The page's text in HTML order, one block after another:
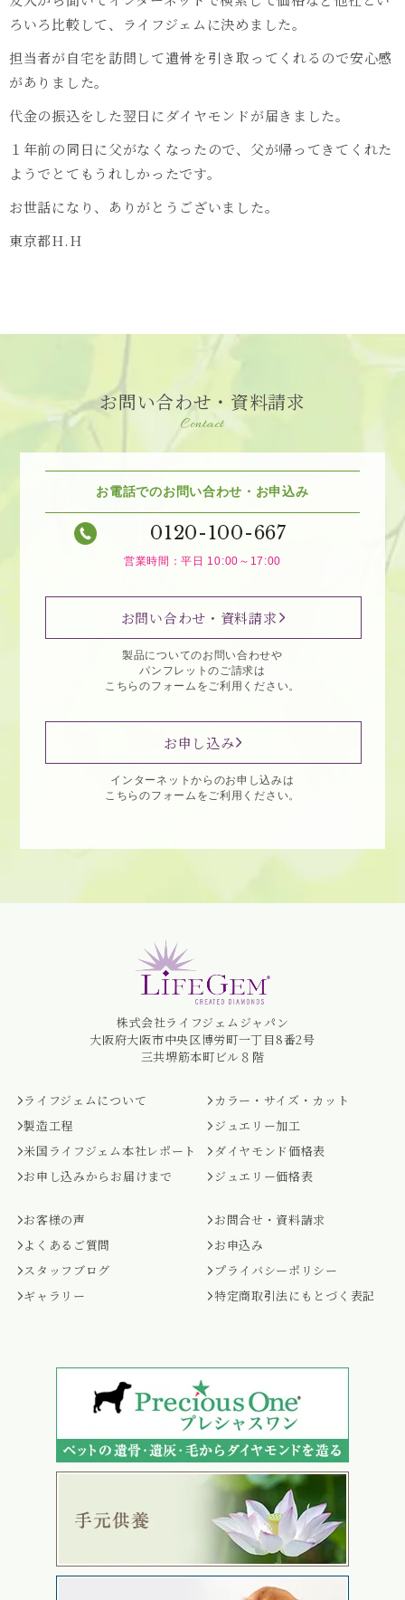
ろいろ比較して、ライフジェムに決めました。
担当者が自宅を訪問して遺骨を引き取ってくれるので安心感
がありました。
代金の振込をした翌日にダイヤモンドが届きました。
１年前の同日に父がなくなったので、父が帰ってきてくれた
ようでとてもうれしかったです。
お世話になり、ありがとうございました。
東京都H.H
お問い合わせ・資料請求
Contact
お電話でのお問い合わせ・お申込み
0120-100-667
営業時間：平日 10:00～17:00
お問い合わせ・資料請求
製品についてのお問い合わせや
パンフレットのご請求は
こちらのフォームをご利用ください。
お申し込み
インターネットからのお申し込みは
こちらのフォームをご利用ください。
株式会社ライフジェムジャパン
大阪府大阪市中央区博労町一丁目8番2号
三共堺筋本町ビル８階
ライフジェムについて
製造工程
米国ライフジェム本社レポート
お申し込みからお届けまで
カラー・サイズ・カット
ジュエリー加工
ダイヤモンド価格表
ジュエリー価格表
お客様の声
よくあるご質問
スタッフブログ
ギャラリー
お問合せ・資料請求
お申込み
プライバシーポリシー
特定商取引法にもとづく表記